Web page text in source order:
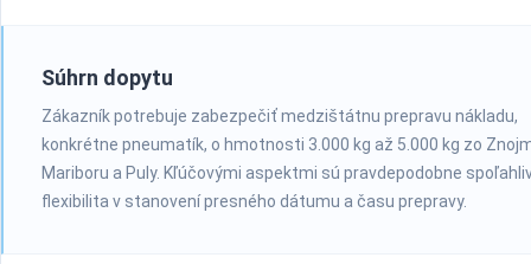
Súhrn dopytu
Zákazník potrebuje zabezpečiť medzištátnu prepravu nákladu,
konkrétne pneumatík, o hmotnosti 3.000 kg až 5.000 kg zo
Mariboru a Puly. Kľúčovými aspektmi sú pravdepodobne
flexibilita v stanovení presného dátumu a času prepravy.